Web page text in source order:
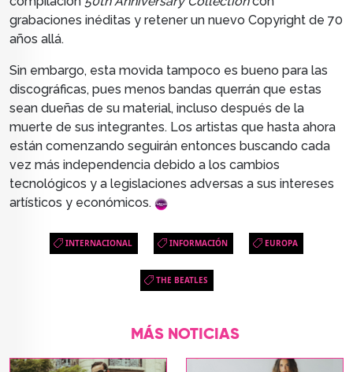
grabaciones inéditas y retener un nuevo Copyright de 70
años allá.
Sin embargo, esta movida tampoco es bueno para las
discográficas, pues menos bandas querrán que estas
sean dueñas de su material, incluso después de la
muerte de sus integrantes. Los artistas que hasta ahora
están comenzando seguirán entonces buscando cada
vez más independencia debido a los cambios
tecnológicos y a legislaciones adversas a sus intereses
artísticos y económicos.
INTERNACIONAL INFORMACIÓN EUROPA
THE BEATLES
MÁS NOTICIAS